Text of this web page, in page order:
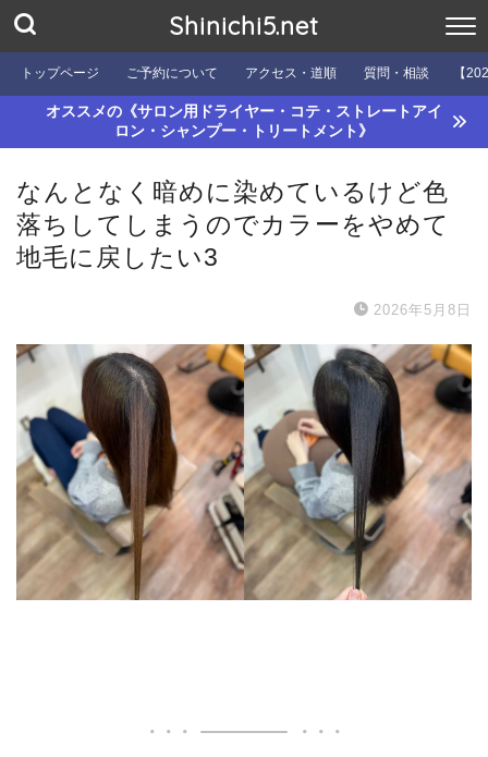
Shinichi5.net
トップページ ご予約について アクセス・道順 質問・相談 【
オススメの《サロン用ドライヤー・コテ・ストレートアイ
ロン・シャンプー・トリートメント》
なんとなく暗めに染めているけど色
落ちしてしまうのでカラーをやめて
地毛に戻したい3
2026年5月8日